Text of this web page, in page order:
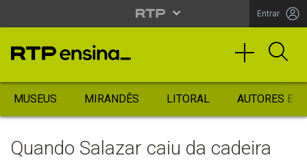
Entrar
MUSEUS MIRANDÊS LITORAL AUTORES
Quando Salazar caiu da cadeira